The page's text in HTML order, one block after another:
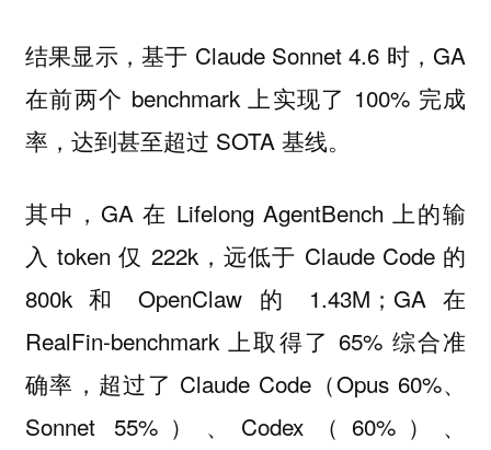
结果显示，基于 Claude Sonnet 4.6 时，GA
在前两个 benchmark 上实现了 100% 完成
率，达到甚至超过 SOTA 基线。
其中，GA 在 Lifelong AgentBench 上的输
入 token 仅 222k，远低于 Claude Code 的
800k 和 OpenClaw 的 1.43M；GA 在
RealFin-benchmark 上取得了 65% 综合准
确率，超过了 Claude Code（Opus 60%、
Sonnet 55%）、Codex（60%）、